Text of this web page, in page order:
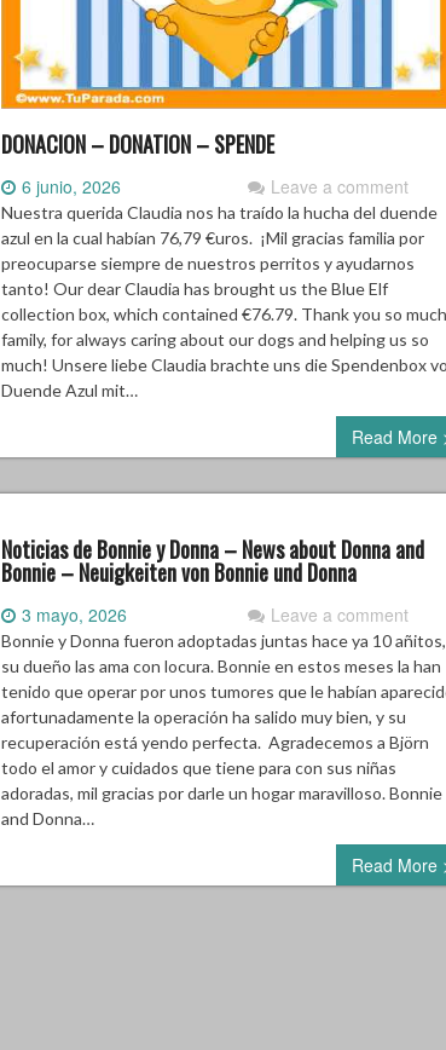
DONACION – DONATION – SPENDE
6 junio, 2026 Leave a comment
Nuestra querida Claudia nos ha traído la hucha del duende
azul en la cual habían 76,79 €uros. ¡Mil gracias familia por
preocuparse siempre de nuestros perritos y ayudarnos
tanto! Our dear Claudia has brought us the Blue Elf
collection box, which contained €76.79. Thank you so
family, for always caring about our dogs and helping us so
much! Unsere liebe Claudia brachte uns die Spendenbox
Duende Azul mit…
Read More
Noticias de Bonnie y Donna – News about Donna and
Bonnie – Neuigkeiten von Bonnie und Donna
3 mayo, 2026 Leave a comment
Bonnie y Donna fueron adoptadas juntas hace ya 10 añitos,
su dueño las ama con locura. Bonnie en estos meses la han
tenido que operar por unos tumores que le habían
afortunadamente la operación ha salido muy bien, y su
recuperación está yendo perfecta. Agradecemos a Björn
todo el amor y cuidados que tiene para con sus niñas
adoradas, mil gracias por darle un hogar maravilloso. Bonnie
and Donna…
Read More